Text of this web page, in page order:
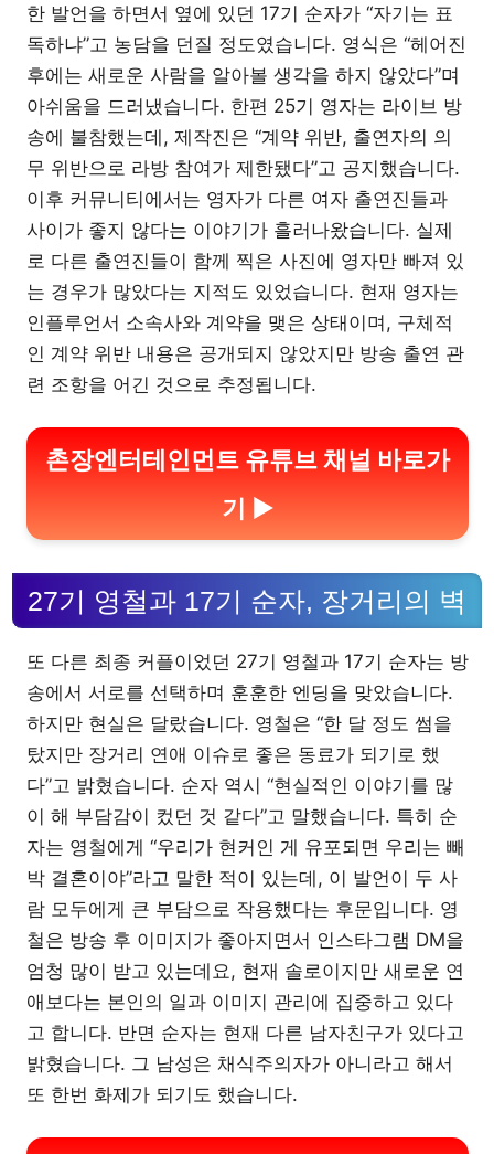
한 발언을 하면서 옆에 있던 17기 순자가 “자기는 표
독하냐”고 농담을 던질 정도였습니다. 영식은 “헤어진
후에는 새로운 사람을 알아볼 생각을 하지 않았다”며
아쉬움을 드러냈습니다. 한편 25기 영자는 라이브 방
송에 불참했는데, 제작진은 “계약 위반, 출연자의 의
무 위반으로 라방 참여가 제한됐다”고 공지했습니다.
이후 커뮤니티에서는 영자가 다른 여자 출연진들과
사이가 좋지 않다는 이야기가 흘러나왔습니다. 실제
로 다른 출연진들이 함께 찍은 사진에 영자만 빠져 있
는 경우가 많았다는 지적도 있었습니다. 현재 영자는
인플루언서 소속사와 계약을 맺은 상태이며, 구체적
인 계약 위반 내용은 공개되지 않았지만 방송 출연 관
련 조항을 어긴 것으로 추정됩니다.
촌장엔터테인먼트 유튜브 채널 바로가
기 ▶
27기 영철과 17기 순자, 장거리의 벽
또 다른 최종 커플이었던 27기 영철과 17기 순자는 방
송에서 서로를 선택하며 훈훈한 엔딩을 맞았습니다.
하지만 현실은 달랐습니다. 영철은 “한 달 정도 썸을
탔지만 장거리 연애 이슈로 좋은 동료가 되기로 했
다”고 밝혔습니다. 순자 역시 “현실적인 이야기를 많
이 해 부담감이 컸던 것 같다”고 말했습니다. 특히 순
자는 영철에게 “우리가 현커인 게 유포되면 우리는 빼
박 결혼이야”라고 말한 적이 있는데, 이 발언이 두 사
람 모두에게 큰 부담으로 작용했다는 후문입니다. 영
철은 방송 후 이미지가 좋아지면서 인스타그램 DM을
엄청 많이 받고 있는데요, 현재 솔로이지만 새로운 연
애보다는 본인의 일과 이미지 관리에 집중하고 있다
고 합니다. 반면 순자는 현재 다른 남자친구가 있다고
밝혔습니다. 그 남성은 채식주의자가 아니라고 해서
또 한번 화제가 되기도 했습니다.